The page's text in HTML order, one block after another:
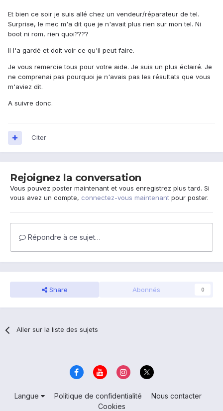
Et bien ce soir je suis allé chez un vendeur/réparateur de tel.
Surprise, le mec m'a dit que je n'avait plus rien sur mon tel. Ni
boot ni rom, rien quoi????
Il l'a gardé et doit voir ce qu'il peut faire.
Je vous remercie tous pour votre aide. Je suis un plus éclairé. Je
ne comprenai pas pourquoi je n'avais pas les résultats que vous
m'aviez dit.
A suivre donc.
Citer
Rejoignez la conversation
Vous pouvez poster maintenant et vous enregistrez plus tard. Si
vous avez un compte, connectez-vous maintenant pour poster.
Répondre à ce sujet…
Share Abonnés 0
Aller sur la liste des sujets
Langue Politique de confidentialité
Nous contacter
Cookies